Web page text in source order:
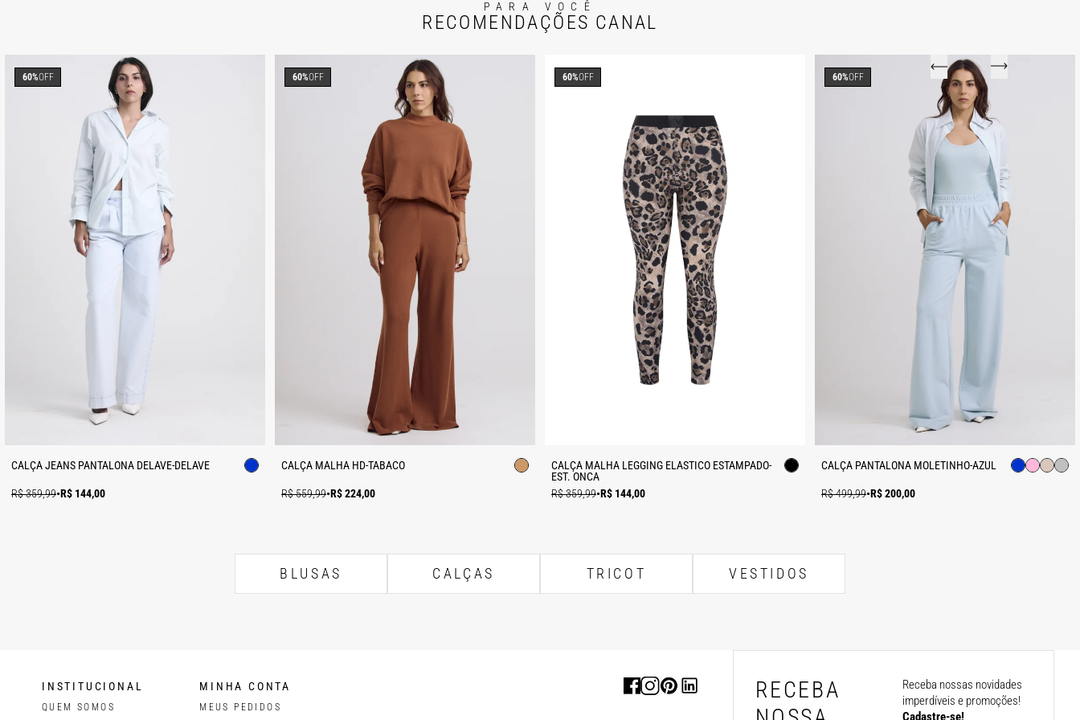
PARA VOCÊ
RECOMENDAÇÕES CANAL
CALÇA JEANS PANTALONA DELAVE-DELAVE
R$ 359,99•R$ 144,00
60%OFF
CALÇA MALHA HD-TABACO
R$ 559,99•R$ 224,00
60%OFF
CALÇA MALHA LEGGING ELASTICO ESTAMPADO-
EST. ONÇA
R$ 359,99•R$ 144,00
60%OFF
CALÇA PANTALONA MOLETINHO-AZUL
R$ 499,99•R$ 200,00
60%OFF
BLUSAS CALÇAS TRICOT VESTIDOS
RECEBA
Receba nossas novidades
imperdíveis e promoções!
Cadastre-se!
INSTITUCIONAL
QUEM SOMOS
MINHA CONTA
MEUS PEDIDOS